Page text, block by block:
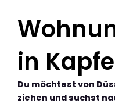
in
Du möchtest von
ziehen und suchst